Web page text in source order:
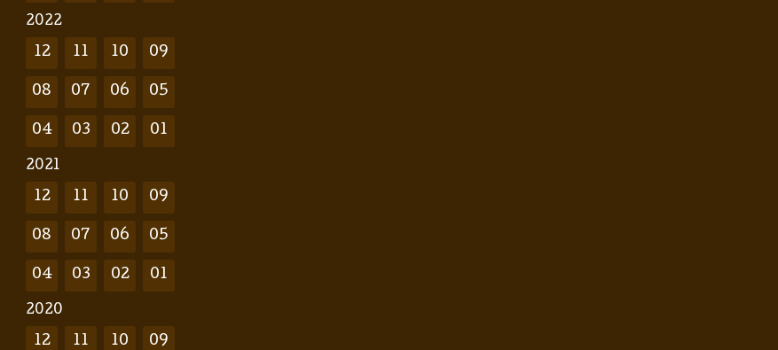
2022
12 11 10 09
08 07 06 05
04 03 02 01
2021
12 11 10 09
08 07 06 05
04 03 02 01
2020
12 11 10 09